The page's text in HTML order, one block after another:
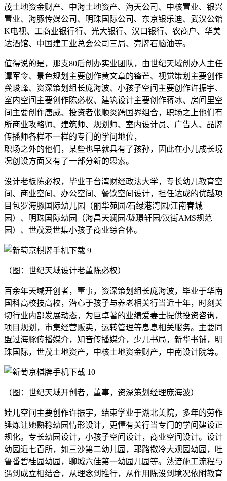
茂土地资金财产、中海土地资产、海天公司、中核置业、银兴
置业、海豚传媒公司、明珠国际公司、东京银乐迪、武汉公馆
K电视、工商业银行行、光大银行、汉口银行、农商户、华美
达酒馆、中国建工业总会公司三局、壳牌石脑油等。
值得说的是，那支80后创办实业团队，由世纪天域创办人主任
谭军令、景色规划主要创作黄文章的锋芒、视觉策划主要创作
龚峻峰、资深策划组长庞海波、小孩子空间主要创作许振宇、
室内空间主要创作陈必权、建筑设计主要创作蒋冰、房间里空
间主要创作唐威、投资者张顺炎跨国界组合，职场之上他们有
所商业攻略师、建筑师、规划师、室内设计员、广告人、品牌
传播师各样不一样的专门的学问地位，
职场之外的他们，某些也早就具有了孩孙，因此在小儿成长境
况创设方面又有了一部分新的思索。
设计老板陈必权，毕业于台湾财经政法大学，专长幼儿教育空
间、商业空间、办公空间、餐饮空间设计，担任达成的优越项
目包罗海豚国际幼儿园（丽华苑园/石绿港湾园/江南春城
园）、明珠国际幼园（海昌天澜园/珑璟轩园/汉街AMS规范
园）、世茂爱世集小孩子商业综合体。
（图：世纪天域设计老董陈必权）
百余年天域开创者，董事，资深策划组长庞海波，毕业于华南
国科高校技高校，潜心于孩子与养老相关行当近十年，时刻关
切行业内部发展动态，为巨卓著的业绩爱妻士提供投资咨询，
项目规划，市集经营贩卖，运转管理等息息相关服务。主要同
盟过海豚传播媒介，知音传播媒介，少儿书局，新华书铺，明
珠国际，世茂土地资产，中核土地资金财产，中南设计院等。
（图：世纪天域开创者，董事，资深策划经理庞海波）
娃儿空间主要创作许振宇，结束学业于湖北美院，多年的劳作
锤炼让她熟稔幼园情形设计，更懂有关行当专门的学问建设正
规化。专长幼园设计，小孩子空间设计，商业空间设计。设计
幼园近七百所，如三沙第二幼儿园，耶路撒冷大观园幼园，吐
鲁番碧桂园幼园，聊城六佳第一幼园儿园等。熟谙施工流程与
遇到成立相结合，从理念到推行，从作用陈设到境况依附教育